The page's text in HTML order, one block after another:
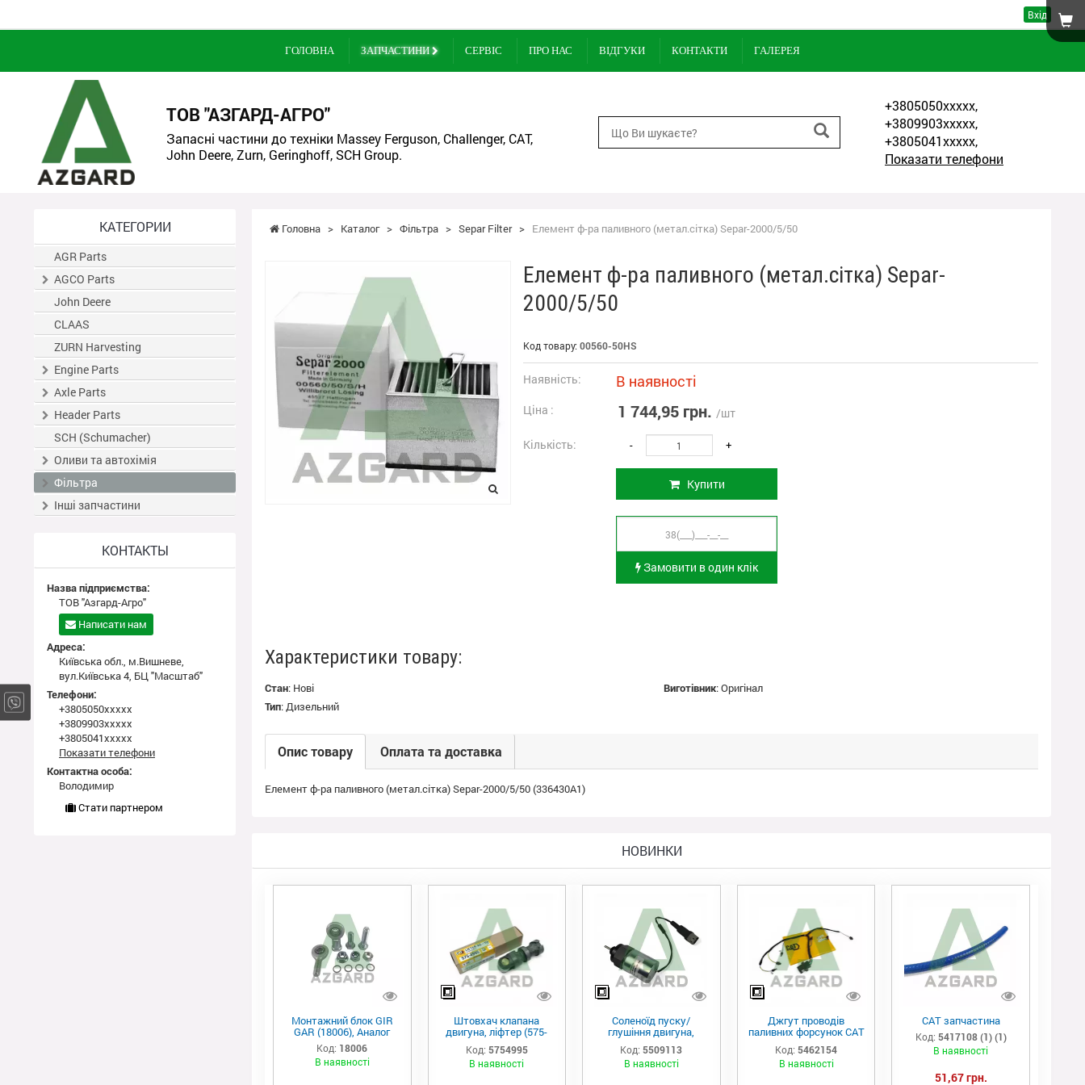
Вхід
ГОЛОВНА ЗАПЧАСТИНИ СЕРВІС ПРО НАС ВІДГУКИ КОНТАКТИ ГАЛЕРЕЯ
ТОВ "АЗГАРД-АГРО"
Запасні частини до техніки Massey Ferguson, Challenger, CAT,
John Deere, Zurn, Geringhoff, SCH Group.
+3805050xxxxx,
+3809903xxxxx,
+3805041xxxxx,
Показати телефони
Головна > Каталог > Фільтра > Separ Filter > Елемент ф-ра паливного (метал.сітка) Separ-2000/5/50
Елемент ф-ра паливного (метал.сітка) Separ-
2000/5/50
Код товару: 00560-50HS
Наявність: В наявності
Ціна : 1 744,95 грн. /шт
Кількість: - +
Купити
Замовити в один клік
Характеристики товару:
Стан: Нові Виготівник:Оригінал
Тип:Дизельний
Опис товару Оплата та доставка
Елемент ф-ра паливного (метал.сітка) Separ-2000/5/50 (336430A1)
НОВИНКИ
Монтажний блок GIR
GAR (18006), Аналог
Код: 18006
В наявності
Штовхач клапана
двигуна, ліфтер (575-
4995)
Код: 5754995
В наявності
Соленоїд пуску/
глушіння двигуна,
актуатор (550-9113)
Код: 5509113
В наявності
Джгут проводів
паливних форсунок CAT
C7/C9 (546-2154)
Код: 5462154
В наявності
САТ запчастина
Код: 5417108 (1) (1)
В наявності
51,67 грн.
КАТЕГОРИИ
AGR Parts
AGCO Parts
John Deere
CLAAS
ZURN Harvesting
Engine Parts
Axle Parts
Header Parts
SCH (Schumacher)
Оливи та автохімія
Фільтра
Інші запчастини
КОНТАКТЫ
Назва підприємства:
ТОВ "Азгард-Агро"
Написати нам
Адреса:
Київська обл., м.Вишневе,
вул.Київська 4, БЦ "Масштаб"
Телефони:
+3805050xxxxx
+3809903xxxxx
+3805041xxxxx
Показати телефони
Контактна особа:
Володимир
Стати партнером